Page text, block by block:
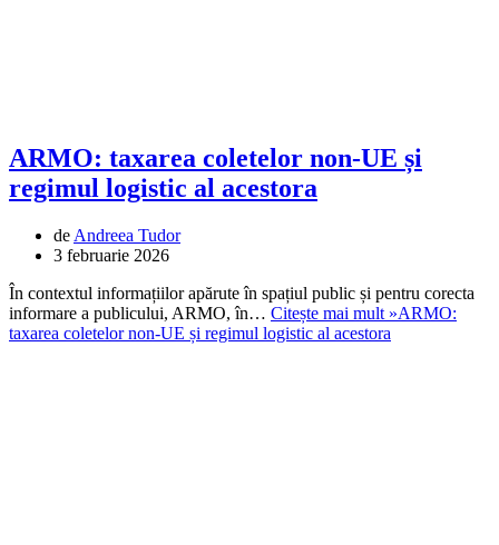
ARMO: taxarea coletelor non-UE și
regimul logistic al acestora
de Andreea Tudor
3 februarie 2026
În contextul informațiilor apărute în spațiul public și pentru corecta
informare a publicului, ARMO, în… Citește mai mult »ARMO:
taxarea coletelor non-UE și regimul logistic al acestora